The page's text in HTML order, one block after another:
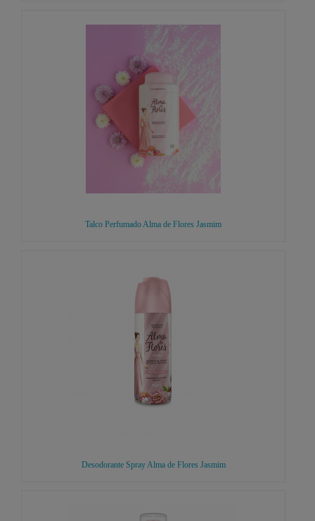
Talco Perfumado Alma de Flores Jasmim
Desodorante Spray Alma de Flores Jasmim